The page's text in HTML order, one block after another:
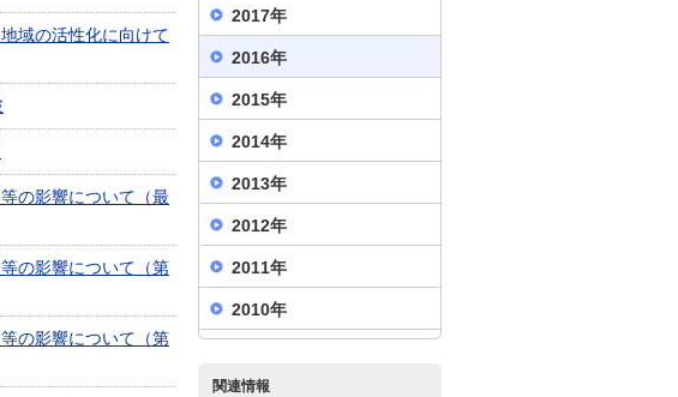
域の活性化に向けて
の影響について（最
の影響について（第
の影響について（第
2017年
2016年
2015年
2014年
2013年
2012年
2011年
2010年
関連情報